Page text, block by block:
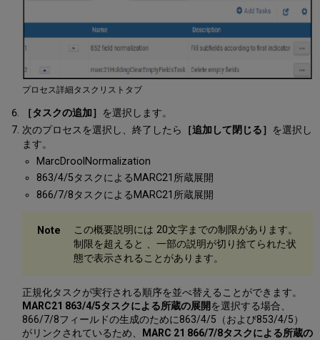
プロセス詳細タスクリストタブ
［タスクの追加］
を選択します。
次のプロセスを選択し、終了したら ［追加して閉じる］
を選択し
ます。
MarcDroolNormalization
863/4/5タスクによるMARC21所蔵展開
866/7/8タスクによるMARC21所蔵展開
この概要説明には 20文字までの制限があります。
制限を超えると 、一部の説明が切り捨てられた状
態で表示されることがあります。
正規化タスクが実行される順序を並べ替えることができます。
MARC21 863/4/5タスクによる所蔵の展開 を選択する場合、
866/7/8フィールドの生成のために863/4/5（および853/4/5）
がリンクされているため、
MARC 21 866/7/8タスクによる所蔵の